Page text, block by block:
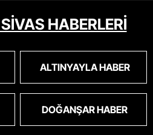
HABERLERİ
ALTINYAYLA HABER
DOĞANŞAR HABER